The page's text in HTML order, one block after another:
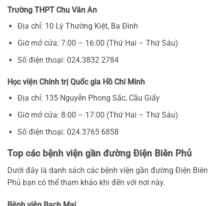
Trường THPT Chu Văn An
Địa chỉ: 10 Lý Thường Kiệt, Ba Đình
Giờ mở cửa: 7:00 – 16:00 (Thứ Hai – Thứ Sáu)
Số điện thoại: 024.3832 2784
Học viện Chính trị Quốc gia Hồ Chí Minh
Địa chỉ: 135 Nguyễn Phong Sắc, Cầu Giấy
Giờ mở cửa: 8:00 – 17:00 (Thứ Hai – Thứ Sáu)
Số điện thoại: 024.3765 6858
Top các bệnh viện gần đường Điện Biên Phủ
Dưới đây là danh sách các bệnh viện gần đường Điện Biên
Phủ bạn có thể tham khảo khi đến với nơi này.